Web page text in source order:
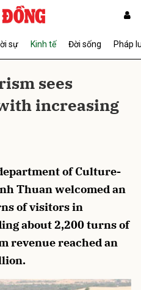
sự Kinh tế Đời sống Pháp
sees
increasing
of Culture-
Thuan welcomed an
of visitors in
about 2,200 turns of
revenue reached an
Hủy Gửi